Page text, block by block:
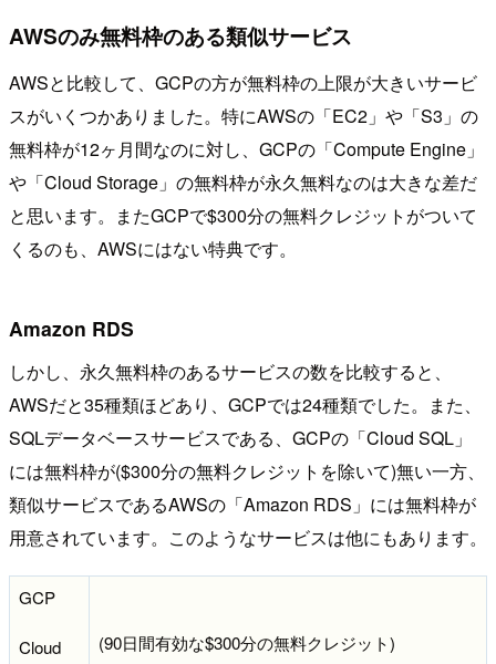
AWSのみ無料枠のある類似サービス
AWSと比較して、GCPの方が無料枠の上限が大きいサービ
スがいくつかありました。特にAWSの「EC2」や「S3」の
無料枠が12ヶ月間なのに対し、GCPの「Compute Engine」
や「Cloud Storage」の無料枠が永久無料なのは大きな差だ
と思います。またGCPで$300分の無料クレジットがついて
くるのも、AWSにはない特典です。
Amazon RDS
しかし、永久無料枠のあるサービスの数を比較すると、
AWSだと35種類ほどあり、GCPでは24種類でした。また、
SQLデータベースサービスである、GCPの「Cloud SQL」
には無料枠が($300分の無料クレジットを除いて)無い一方、
類似サービスであるAWSの「Amazon RDS」には無料枠が
用意されています。このようなサービスは他にもあります。
GCP
Cloud
(90日間有効な$300分の無料クレジット)